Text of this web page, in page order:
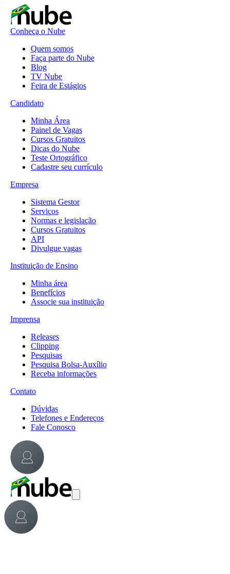
Conheça o Nube
Quem somos
Faça parte do Nube
Blog
TV Nube
Feira de Estágios
Candidato
Minha Área
Painel de Vagas
Cursos Gratuitos
Dicas do Nube
Teste Ortográfico
Cadastre seu currículo
Empresa
Sistema Gestor
Serviços
Normas e legislação
Cursos Gratuitos
API
Divulgue vagas
Instituição de Ensino
Minha área
Benefícios
Associe sua instituição
Imprensa
Releases
Clipping
Pesquisas
Pesquisa Bolsa-Auxílio
Receba informações
Contato
Dúvidas
Telefones e Endereços
Fale Conosco